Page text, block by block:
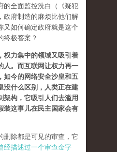
的全面监控洗白（《疑犯
政府制造的麻烦比他们解
又如何确定政府就是这个
终极答案？
权力集中的领域又吸引着
人。而互联网让权力再一
如今的网络安全沙皇和五
没什么区别，人类正在建
架构，它吸引人们去滥用
装这事儿在民主国家会有
删除都是可见的审查，它
经描述过一个审查金字